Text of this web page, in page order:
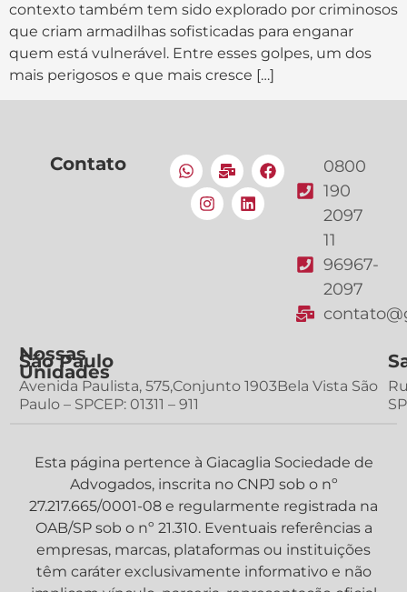
contexto também tem sido explorado por criminosos
que criam armadilhas sofisticadas para enganar
quem está vulnerável. Entre esses golpes, um dos
mais perigosos e que mais cresce […]
Contato
0800
190
2097
11
96967-
2097
Nossas
Unidades
São Paulo
Avenida Paulista, 575,Conjunto 1903Bela Vista São
Paulo – SPCEP: 01311 – 911
Esta página pertence à Giacaglia Sociedade de
Advogados, inscrita no CNPJ sob o nº
27.217.665/0001-08 e regularmente registrada na
OAB/SP sob o nº 21.310. Eventuais referências a
empresas, marcas, plataformas ou instituições
têm caráter exclusivamente informativo e não